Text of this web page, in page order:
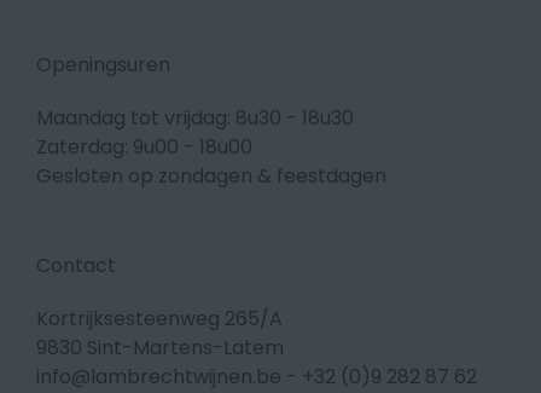
Openingsuren
Maandag tot vrijdag: 8u30 - 18u30
Zaterdag: 9u00 - 18u00
Gesloten op zondagen & feestdagen
Contact
Kortrijksesteenweg 265/A
9830 Sint-Martens-Latem
info@lambrechtwijnen.be - +32 (0)9 282 87 62